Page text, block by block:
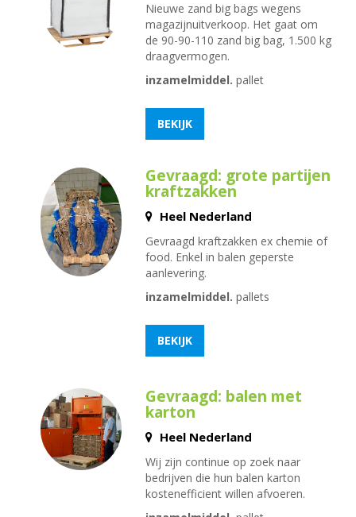
Nieuwe zand big bags wegens
magazijnuitverkoop. Het gaat om
de 90-90-110 zand big bag, 1.500 kg
draagvermogen.
inzamelmiddel. pallet
BEKIJK
Gevraagd: grote partijen
kraftzakken
Heel Nederland
Gevraagd kraftzakken ex chemie of
food. Enkel in balen geperste
aanlevering.
inzamelmiddel. pallets
BEKIJK
Gevraagd: balen met
karton
Heel Nederland
Wij zijn continue op zoek naar
bedrijven die hun balen karton
kostenefficient willen afvoeren.